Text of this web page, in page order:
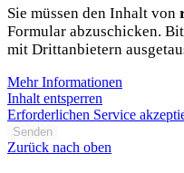
Sie müssen den Inhalt von
Formular abzuschicken.
mit Drittanbietern
Mehr Informationen
Inhalt entsperren
Erforderlichen Service
Senden
Zurück nach oben